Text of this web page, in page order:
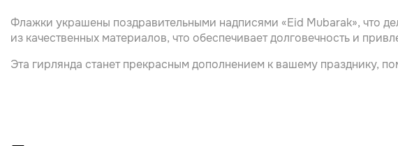
Флажки украшены поздравительными надписями «Eid Mubarak», что
из качественных материалов, что обеспечивает долговечность и
Эта гирлянда станет прекрасным дополнением к вашему празднику,